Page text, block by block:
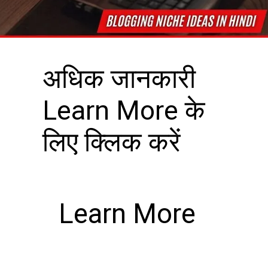
अधिक जानकारी
Learn More के
लिए क्लिक करें
Learn More